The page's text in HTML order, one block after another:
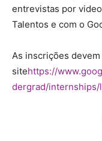
entrevistas por
Talentos e com o
As inscrições
sitehttps://
dergrad/